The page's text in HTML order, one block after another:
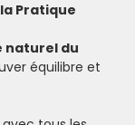
Pratique
naturel du
équilibre et